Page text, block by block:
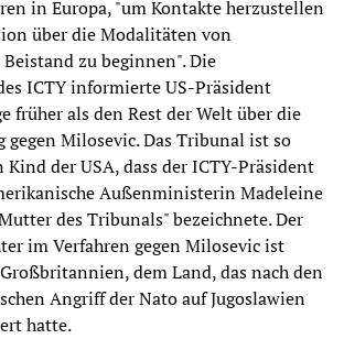
in Europa, "um Kontakte herzustellen
über die Modalitäten von
zu beginnen". Die
ICTY informierte US-Präsident
früher als den Rest der Welt über die
gegen Milosevic. Das Tribunal ist so
der USA, dass der ICTY-Präsident
Außenministerin Madeleine
des Tribunals" bezeichnete. Der
im Verfahren gegen Milosevic ist
dem Land, das nach den
Angriff der Nato auf Jugoslawien
hatte.